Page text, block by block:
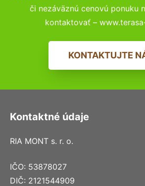
či nezáväznú cenovú ponuku
kontaktovať –
KONTAKTUJTE
Kontaktné údaje
RIA MONT s. r. o.
IČO: 53878027
DIČ: 2121544909